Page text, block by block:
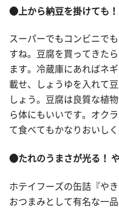
●上から納豆を掛けても！
スーパーでもコンビニで
すね。豆腐を買ってきた
ます。冷蔵庫にあればネ
載せ、しょうゆを入れて
しょう。豆腐は良質な植
ら体にもいいです。オク
て食べてもかなりおいしく
●たれのうまさが光る！
ホテイフーズの缶詰『や
おつまみとして有名な一